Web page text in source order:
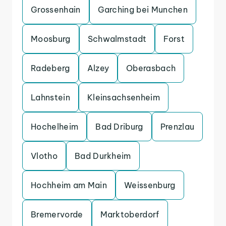
Grossenhain Garching bei Munchen
Moosburg Schwalmstadt Forst
Radeberg Alzey Oberasbach
Lahnstein Kleinsachsenheim
Hochelheim Bad Driburg Prenzlau
Vlotho Bad Durkheim
Hochheim am Main Weissenburg
Bremervorde Marktoberdorf